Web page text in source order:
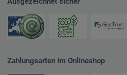
Zahlungsarten im Onlineshop